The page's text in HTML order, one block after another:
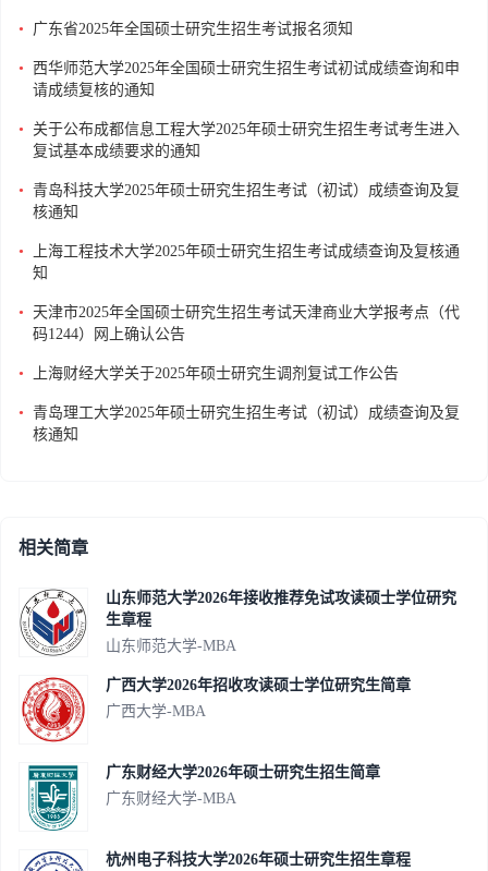
• 广东省2025年全国硕士研究生招生考试报名须知
•
西华师范大学2025年全国硕士研究生招生考试初试成绩查询和申
请成绩复核的通知
•
关于公布成都信息工程大学2025年硕士研究生招生考试考生进入
复试基本成绩要求的通知
• 青岛科技大学2025年硕士研究生招生考试（初试）成绩查询及复
核通知
•
上海工程技术大学2025年硕士研究生招生考试成绩查询及复核通
知
•
天津市2025年全国硕士研究生招生考试天津商业大学报考点（代
码1244）网上确认公告
• 上海财经大学关于2025年硕士研究生调剂复试工作公告
• 青岛理工大学2025年硕士研究生招生考试（初试）成绩查询及复
核通知
相关简章
山东师范大学2026年接收推荐免试攻读硕士学位研究
生章程
山东师范大学-MBA
广西大学2026年招收攻读硕士学位研究生简章
广西大学-MBA
广东财经大学2026年硕士研究生招生简章
广东财经大学-MBA
杭州电子科技大学2026年硕士研究生招生章程